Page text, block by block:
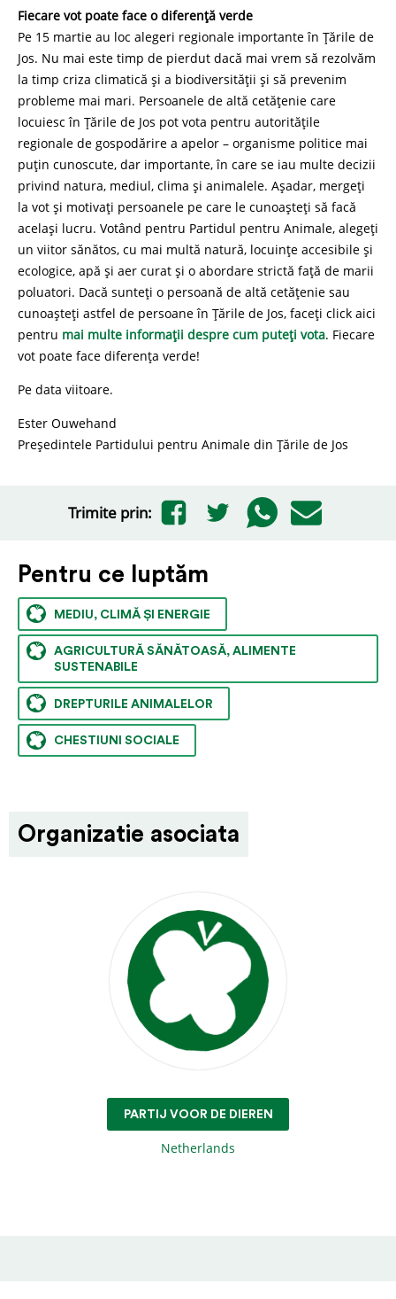
Fiecare vot poate face o diferență verde
Pe 15 martie au loc alegeri regionale importante în Țările de
Jos. Nu mai este timp de pierdut dacă mai vrem să rezolvăm
la timp criza climatică și a biodiversității și să prevenim
probleme mai mari. Persoanele de altă cetățenie care
locuiesc în Țările de Jos pot vota pentru autoritățile
regionale de gospodărire a apelor – organisme politice mai
puțin cunoscute, dar importante, în care se iau multe decizii
privind natura, mediul, clima și animalele. Așadar, mergeți
la vot și motivați persoanele pe care le cunoașteți să facă
același lucru. Votând pentru Partidul pentru Animale, alegeți
un viitor sănătos, cu mai multă natură, locuințe accesibile și
ecologice, apă și aer curat și o abordare strictă față de marii
poluatori. Dacă sunteți o persoană de altă cetățenie sau
cunoașteți astfel de persoane în Țările de Jos, faceți click aici
pentru mai multe informații despre cum puteți vota. Fiecare
vot poate face diferența verde!
Pe data viitoare.
Ester Ouwehand
Președintele Partidului pentru Animale din Țările de Jos
Trimite prin:
Pentru ce luptăm
MEDIU, CLIMĂ ȘI ENERGIE
AGRICULTURĂ SĂNĂTOASĂ, ALIMENTE
SUSTENABILE
DREPTURILE ANIMALELOR
CHESTIUNI SOCIALE
Organizatie asociata
PARTIJ VOOR DE DIEREN
Netherlands